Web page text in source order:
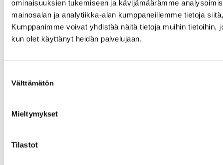
ominaisuuksien tukemiseen ja kävijämäärämme
mainosalan ja analytiikka-alan kumppaneillemme tietoja
Kumppanimme voivat yhdistää näitä tietoja muihin tietoihin,
kun olet käyttänyt heidän palvelujaan.
valinta
Välttämätön
Mieltymykset
Tilastot
Juhlavuoden kunniaksi julkaisemme 25 tarinaa verkon
taipaleelta.
Maaseudun tukihenkilöverkko